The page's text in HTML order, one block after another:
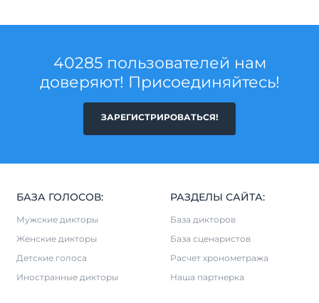
40285 пользователей нам
доверяют! Присоединяйтесь!
ЗАРЕГИСТРИРОВАТЬСЯ!
БАЗА ГОЛОСОВ:
Мужские дикторы
Женские дикторы
Детские голоса
Иностранные дикторы
РАЗДЕЛЫ САЙТА:
База дикторов
База сценаристов
Расчет хронометража
Наша партнерка